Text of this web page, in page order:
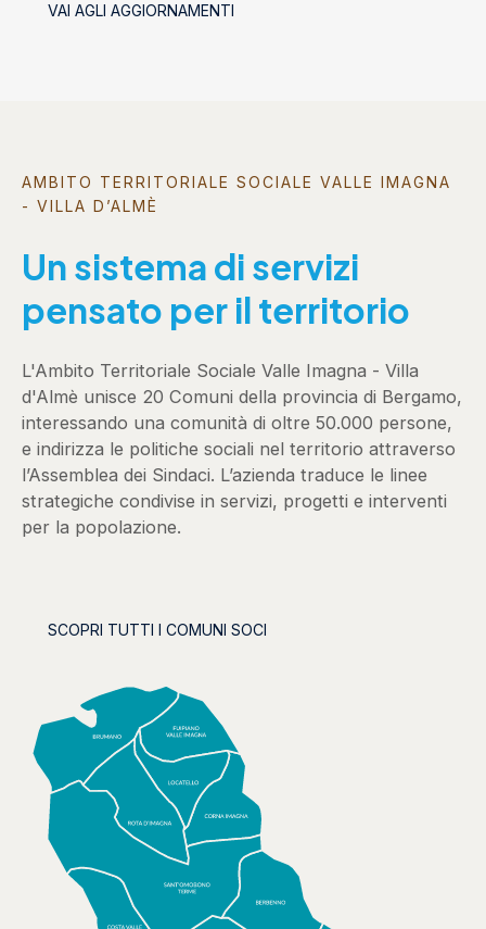
VAI AGLI AGGIORNAMENTI
AMBITO TERRITORIALE SOCIALE VALLE IMAGNA
- VILLA D’ALMÈ
Un sistema di servizi
pensato per il territorio
L'Ambito Territoriale Sociale Valle Imagna - Villa
d'Almè unisce 20 Comuni della provincia di Bergamo,
interessando una comunità di oltre 50.000 persone,
e indirizza le politiche sociali nel territorio attraverso
l’Assemblea dei Sindaci. L’azienda traduce le linee
strategiche condivise in servizi, progetti e interventi
per la popolazione.
SCOPRI TUTTI I COMUNI SOCI